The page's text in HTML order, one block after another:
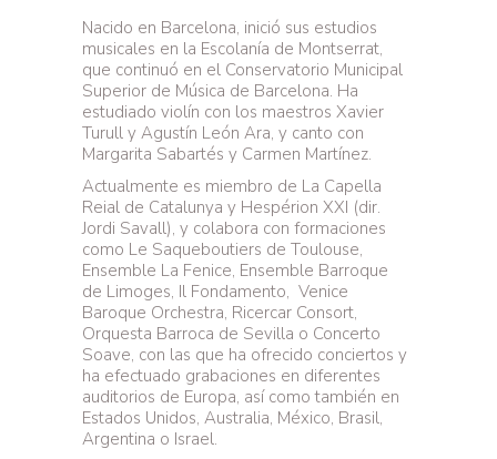
Nacido en Barcelona, inició sus estudios
musicales en la Escolanía de Montserrat,
que continuó en el Conservatorio Municipal
Superior de Música de Barcelona. Ha
estudiado violín con los maestros Xavier
Turull y Agustín León Ara, y canto con
Margarita Sabartés y Carmen Martínez.
Actualmente es miembro de La Capella
Reial de Catalunya y Hespérion XXI (dir.
Jordi Savall), y colabora con formaciones
como Le Saqueboutiers de Toulouse,
Ensemble La Fenice, Ensemble Barroque
de Limoges, Il Fondamento, Venice
Baroque Orchestra, Ricercar Consort,
Orquesta Barroca de Sevilla o Concerto
Soave, con las que ha ofrecido conciertos y
ha efectuado grabaciones en diferentes
auditorios de Europa, así como también en
Estados Unidos, Australia, México, Brasil,
Argentina o Israel.